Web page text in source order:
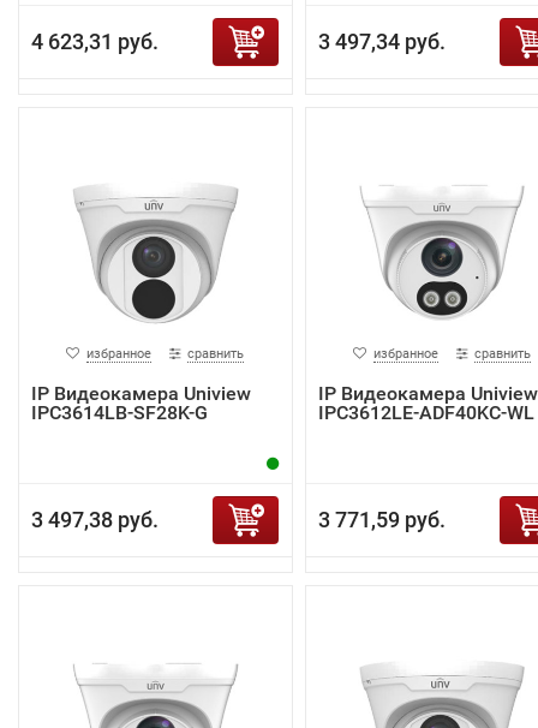
4 623,31 руб. 3 497,34 руб.
избранное сравнить
IP Видеокамера Uniview
IPC3614LB-SF28K-G
3 497,38 руб.
избранное сравнить
IP Видеокамера Uniview
IPC3612LE-ADF40KC-WL
3 771,59 руб.